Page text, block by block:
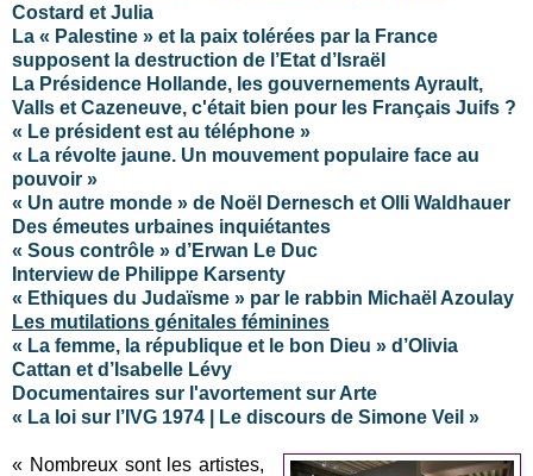
Costard et Julia
La « Palestine » et la paix tolérées par la France
supposent la destruction de l’Etat d’Israël
La Présidence Hollande, les gouvernements Ayrault,
Valls et Cazeneuve, c'était bien pour les Français Juifs ?
« Le président est au téléphone »
« La révolte jaune. Un mouvement populaire face au
pouvoir »
« Un autre monde » de Noël Dernesch et Olli Waldhauer
Des émeutes urbaines inquiétantes
« Sous contrôle » d’Erwan Le Duc
Interview de Philippe Karsenty
« Ethiques du Judaïsme » par le rabbin Michaël Azoulay
Les mutilations génitales féminines
« La femme, la république et le bon Dieu » d’Olivia
Cattan et d’Isabelle Lévy
Documentaires sur l'avortement sur Arte
« La loi sur l’IVG 1974 | Le discours de Simone Veil »
« Nombreux sont les artistes,